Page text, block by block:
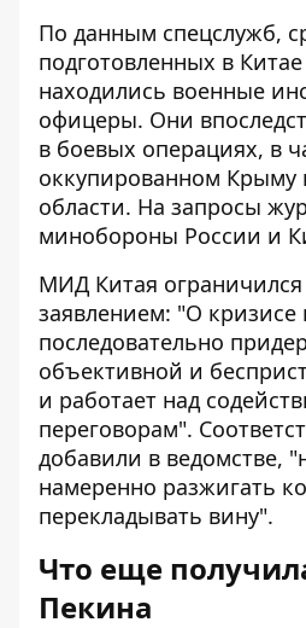
По данным спецслужб,
подготовленных в
находились военные
офицеры. Они
в боевых операциях, в
оккупированном Крыму
области. На запросы
минобороны России и
МИД Китая
заявлением: "О кризисе
последовательно
объективной и
и работает над
переговорам".
добавили в ведомстве,
намеренно разжигать
перекладывать вину".
Что еще
Пекина